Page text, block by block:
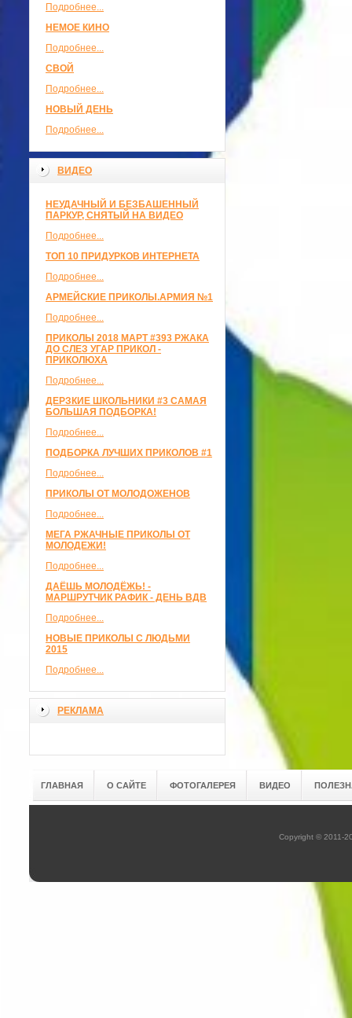
Подробнее...
НЕМОЕ КИНО
Подробнее...
СВОЙ
Подробнее...
НОВЫЙ ДЕНЬ
Подробнее...
ВИДЕО
НЕУДАЧНЫЙ И БЕЗБАШЕННЫЙ
ПАРКУР, СНЯТЫЙ НА ВИДЕО
Подробнее...
ТОП 10 ПРИДУРКОВ ИНТЕРНЕТА
Подробнее...
АРМЕЙСКИЕ ПРИКОЛЫ.АРМИЯ №1
Подробнее...
ПРИКОЛЫ 2018 МАРТ #393 РЖАКА
ДО СЛЕЗ УГАР ПРИКОЛ -
ПРИКОЛЮХА
Подробнее...
ДЕРЗКИЕ ШКОЛЬНИКИ #3 САМАЯ
БОЛЬШАЯ ПОДБОРКА!
Подробнее...
ПОДБОРКА ЛУЧШИХ ПРИКОЛОВ #1
Подробнее...
ПРИКОЛЫ ОТ МОЛОДОЖЕНОВ
Подробнее...
МЕГА РЖАЧНЫЕ ПРИКОЛЫ ОТ
МОЛОДЕЖИ!
Подробнее...
ДАЁШЬ МОЛОДЁЖЬ! -
МАРШРУТЧИК РАФИК - ДЕНЬ ВДВ
Подробнее...
НОВЫЕ ПРИКОЛЫ С ЛЮДЬМИ
2015
Подробнее...
РЕКЛАМА
ГЛАВНАЯ О САЙТЕ ФОТОГАЛЕРЕЯ ВИДЕО
Copyright © 2011-